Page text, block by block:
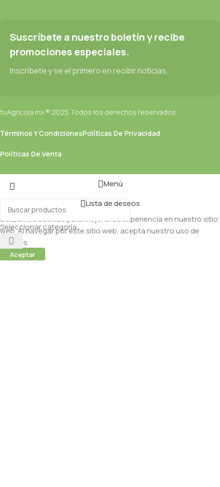
Suscríbete a nuestro boletín y recibe
promociones especiales.
Inscríbete y se el primero en recibir noticias.
tuAgricola.mx ® 2025 Todos los derechos reservados
Términos Y CondicionesPolíticas De Privacidad
Políticas De Venta
Seleccionar categoría
Menú
Lista de deseos
Utilizamos cookies para mejorar su experiencia en nuestro sitio
web. Al navegar por este sitio web, acepta nuestro uso de
cookies.
Aceptar